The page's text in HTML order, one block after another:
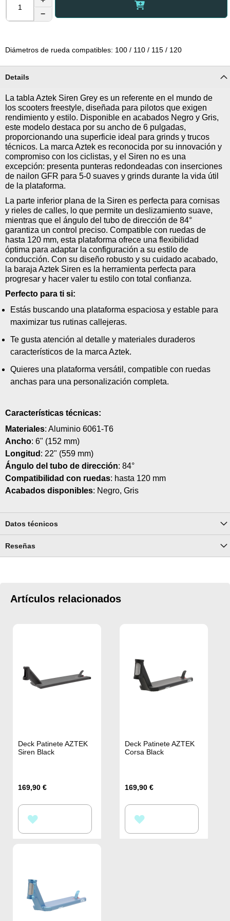
−
Diámetros de rueda compatibles: 100 / 110 / 115 / 120
Details
La tabla Aztek Siren Grey es un referente en el mundo de
los scooters freestyle, diseñada para pilotos que exigen
rendimiento y estilo. Disponible en acabados Negro y Gris,
este modelo destaca por su ancho de 6 pulgadas,
proporcionando una superficie ideal para grinds y trucos
técnicos. La marca Aztek es reconocida por su innovación y
compromiso con los ciclistas, y el Siren no es una
excepción: presenta punteras redondeadas con inserciones
de nailon GFR para 5-0 suaves y grinds durante la vida útil
de la plataforma.
La parte inferior plana de la Siren es perfecta para cornisas
y rieles de calles, lo que permite un deslizamiento suave,
mientras que el ángulo del tubo de dirección de 84°
garantiza un control preciso. Compatible con ruedas de
hasta 120 mm, esta plataforma ofrece una flexibilidad
óptima para adaptar la configuración a su estilo de
conducción. Con su diseño robusto y su cuidado acabado,
la baraja Aztek Siren es la herramienta perfecta para
progresar y hacer valer tu estilo con total confianza.
Perfecto para ti si:
Estás buscando una plataforma espaciosa y estable para
maximizar tus rutinas callejeras.
Te gusta atención al detalle y materiales duraderos
característicos de la marca Aztek.
Quieres una plataforma versátil, compatible con ruedas
anchas para una personalización completa.
Características técnicas:
Materiales: Aluminio 6061-T6
Ancho: 6" (152 mm)
Longitud : 22" (559 mm)
Ángulo del tubo de dirección: 84°
Compatibilidad con ruedas: hasta 120 mm
Acabados disponibles: Negro, Gris
Datos técnicos
Reseñas
Artículos relacionados
Deck Patinete AZTEK
Siren Black
169,90 €
A
DE
DESEOS
Deck Patinete AZTEK
Corsa Black
169,90 €
A